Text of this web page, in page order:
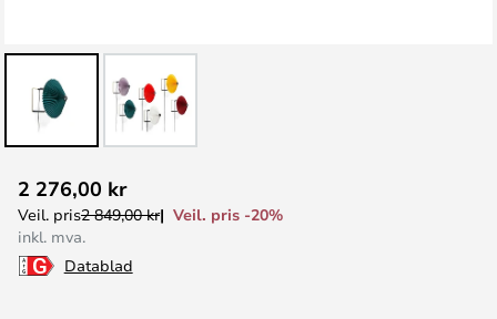
til
begynnelsen
av
bildegalleri
2 276,00 kr
Veil. pris2 849,00 kr
Veil. pris -20%
inkl. mva.
Datablad